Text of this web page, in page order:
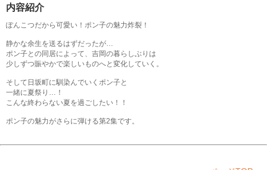
内容紹介
ぽんこつだから可愛い！ポン子の魅力炸裂！
静かな余生を送るはずだったが…
ポン子との同居によって、吉岡の暮らしぶりは
少しずつ賑やかで楽しいものへと変化していく。
そして日坂町に馴染んでいくポン子と
一緒に夏祭り…！
こんな終わらない夏を過ごしたい！！
ポン子の魅力がさらに弾ける第2集です。